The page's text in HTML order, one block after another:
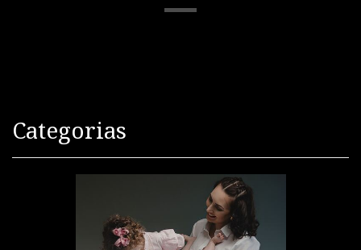
Categorias